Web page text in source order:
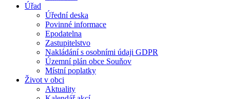
Úřad
Úřední deska
Povinné informace
Epodatelna
Zastupitelstvo
Nakládání s osobními údaji GDPR
Územní plán obce Souňov
Místní poplatky
Život v obci
Aktuality